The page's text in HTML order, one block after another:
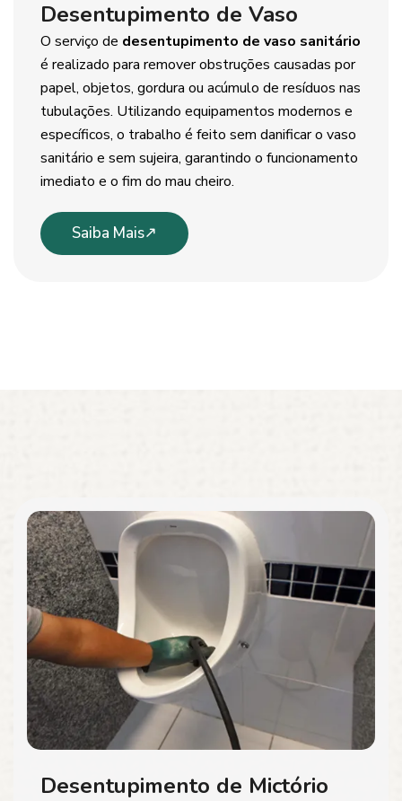
Desentupimento de Vaso
O serviço de desentupimento de vaso sanitário
é realizado para remover obstruções causadas por
papel, objetos, gordura ou acúmulo de resíduos nas
tubulações. Utilizando equipamentos modernos e
específicos, o trabalho é feito sem danificar o vaso
sanitário e sem sujeira, garantindo o funcionamento
imediato e o fim do mau cheiro.
Saiba Mais
Desentupimento de Mictório